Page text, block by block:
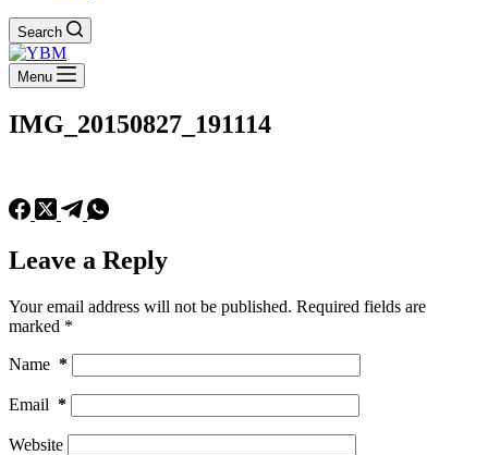
Search
Menu
IMG_20150827_191114
Leave a Reply
Your email address will not be published. Required fields are
marked *
Name *
Email *
Website